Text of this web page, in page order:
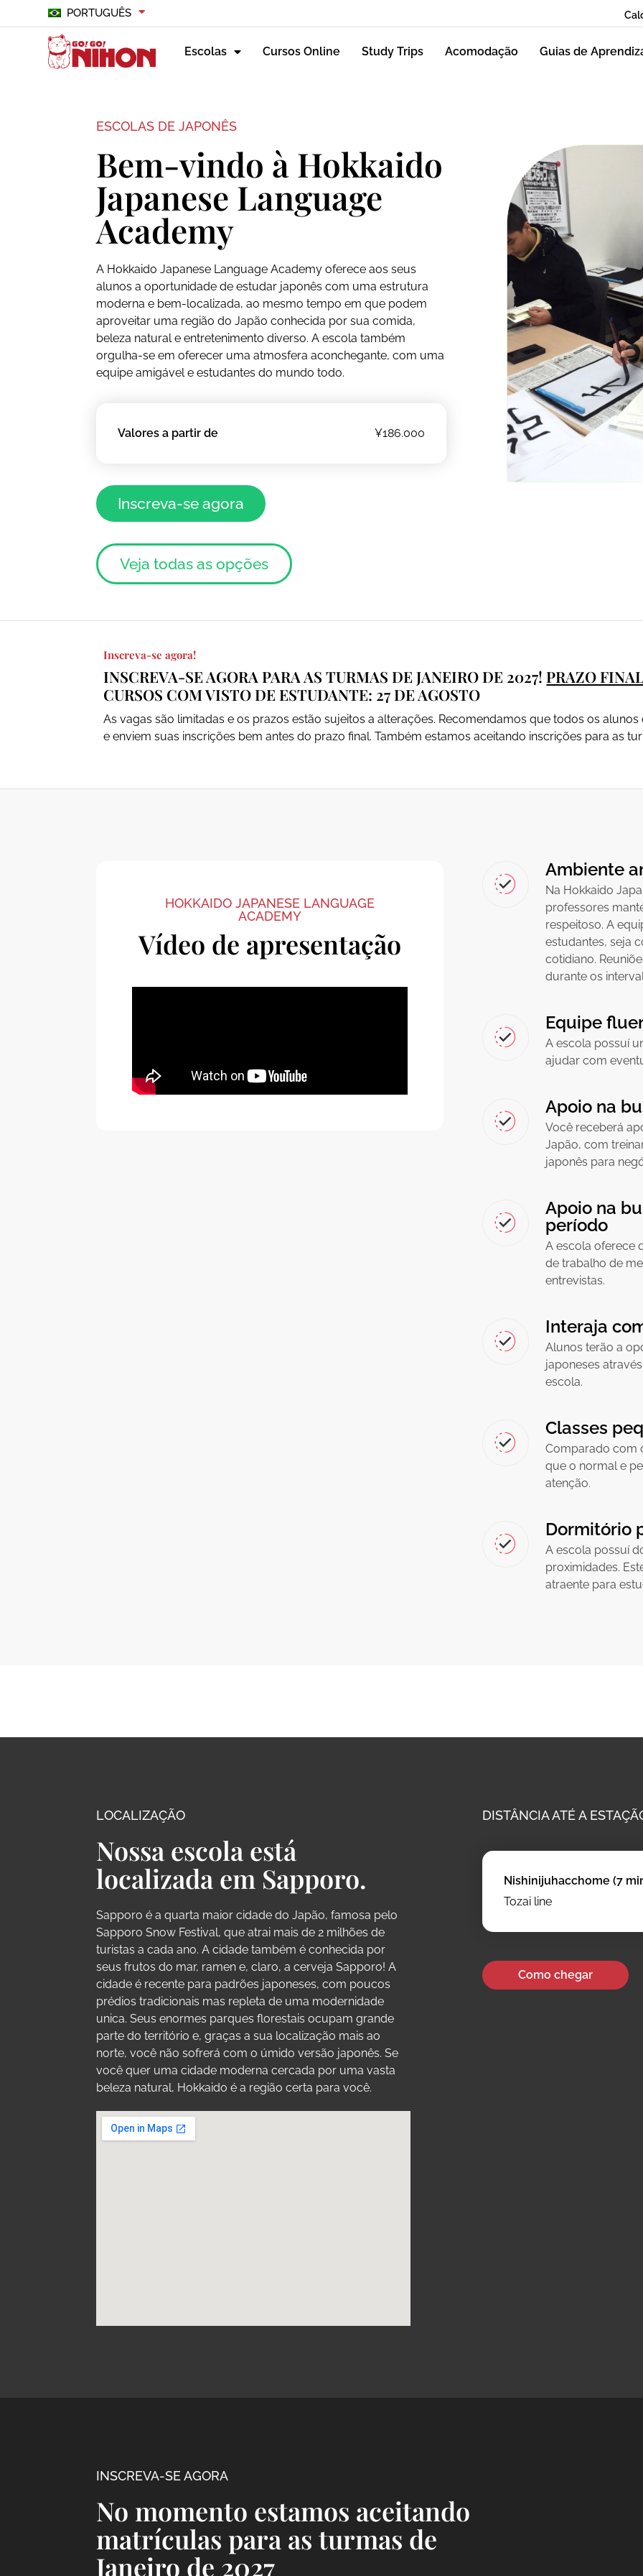
PORTUGUÊS
Escolas Cursos Online Study Trips Acomodação Guias de
ESCOLAS DE JAPONÊS
Bem-vindo à Hokkaido
Japanese Language
Academy
A Hokkaido Japanese Language Academy oferece aos seus
alunos a oportunidade de estudar japonês com uma estrutura
moderna e bem-localizada, ao mesmo tempo em que podem
aproveitar uma região do Japão conhecida por sua comida,
beleza natural e entretenimento diverso. A escola também
orgulha-se em oferecer uma atmosfera aconchegante, com uma
equipe amigável e estudantes do mundo todo.
Valores a partir de ¥186.000
Inscreva-se agora
Veja todas as opções
Inscreva-se agora!
INSCREVA-SE AGORA PARA AS TURMAS DE JANEIRO DE 2027!PRAZO FINAL
CURSOS COM VISTO DE ESTUDANTE: 27 DE AGOSTO
As vagas são limitadas e os prazos estão sujeitos a alterações. Recomendamos que todos os
e enviem suas inscrições bem antes do prazo final. Também estamos aceitando inscrições para as
HOKKAIDO JAPANESE LANGUAGE
ACADEMY
Vídeo de apresentação
Ambiente
Na Hokkaido
professores
respeitoso. A
estudantes, seja
cotidiano.
durante os
Equipe
A escola possuí
ajudar com
Apoio na
Você receberá
Japão, com
japonês para
Apoio na
período
A escola oferece
de trabalho de
entrevistas.
Interaja
Alunos terão a
japoneses
escola.
Classes
Comparado com
que o normal e
atenção.
Dormitório
A escola possuí
proximidades.
atraente para
LOCALIZAÇÃO
Nossa escola está
localizada em Sapporo.
Sapporo é a quarta maior cidade do Japão, famosa pelo
Sapporo Snow Festival, que atrai mais de 2 milhões de
turistas a cada ano. A cidade também é conhecida por
seus frutos do mar, ramen e, claro, a cerveja Sapporo! A
cidade é recente para padrões japoneses, com poucos
prédios tradicionais mas repleta de uma modernidade
unica. Seus enormes parques florestais ocupam grande
parte do território e, graças a sua localização mais ao
norte, você não sofrerá com o úmido versão japonês. Se
você quer uma cidade moderna cercada por uma vasta
beleza natural, Hokkaido é a região certa para você.
DISTÂNCIA ATÉ A
Nishinijuhacchome (7
Tozai line
Como chegar
INSCREVA-SE AGORA
No momento estamos aceitando
matrículas para as turmas de
Janeiro de 2027